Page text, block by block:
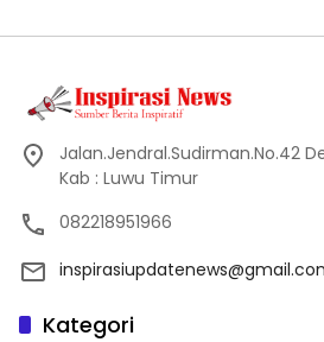
Jalan.Jendral.Sudirman.No.42
Kab : Luwu Timur
082218951966
Kategori